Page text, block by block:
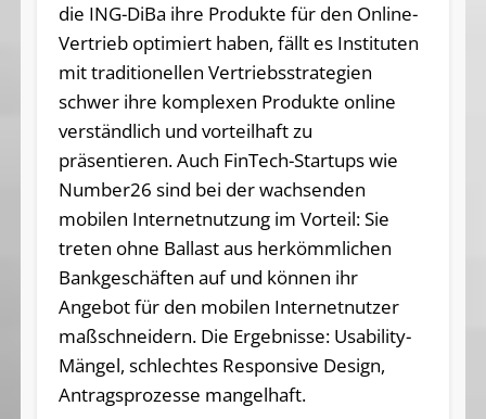
die ING-DiBa ihre Produkte für den Online-
Vertrieb optimiert haben, fällt es Instituten
mit traditionellen Vertriebsstrategien
schwer ihre komplexen Produkte online
verständlich und vorteilhaft zu
präsentieren. Auch FinTech-Startups wie
Number26 sind bei der wachsenden
mobilen Internetnutzung im Vorteil: Sie
treten ohne Ballast aus herkömmlichen
Bankgeschäften auf und können ihr
Angebot für den mobilen Internetnutzer
maßschneidern. Die Ergebnisse: Usability-
Mängel, schlechtes Responsive Design,
Antragsprozesse mangelhaft.